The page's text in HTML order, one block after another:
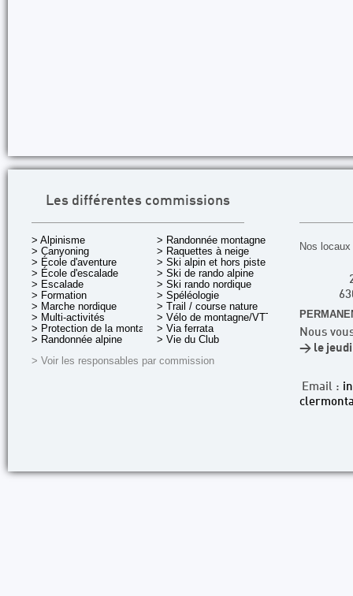
Les différentes commissions
> Alpinisme
> Canyoning
> École d'aventure
> École d'escalade
> Escalade
> Formation
> Marche nordique
> Multi-activités
> Protection de la montagne
> Randonnée alpine
> Randonnée montagne
> Raquettes à neige
> Ski alpin et hors piste
> Ski de rando alpine
> Ski rando nordique
> Spéléologie
> Trail / course nature
> Vélo de montagne/VTT
> Via ferrata
> Vie du Club
> Voir les responsables par commission
Nos
Nous
> le jeudi
Email :